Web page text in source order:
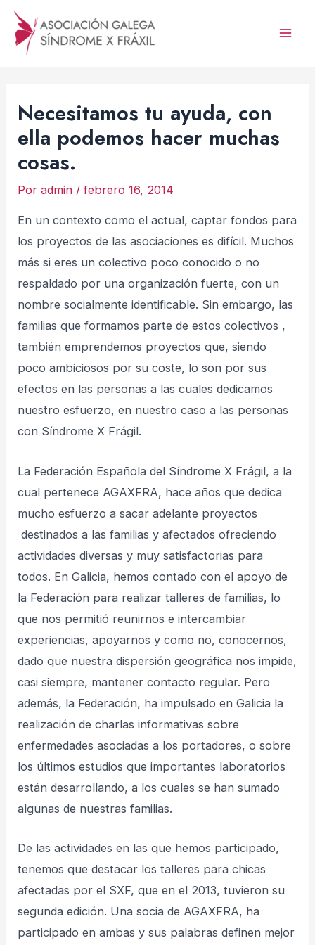
contenido
Necesitamos tu ayuda, con
ella podemos hacer muchas
cosas.
Poradmin /febrero 16, 2014
En un contexto como el actual, captar fondos para
los proyectos de las asociaciones es difícil. Muchos
más si eres un colectivo poco conocido o no
respaldado por una organización fuerte, con un
nombre socialmente identificable. Sin embargo, las
familias que formamos parte de estos colectivos ,
también emprendemos proyectos que, siendo
poco ambiciosos por su coste, lo son por sus
efectos en las personas a las cuales dedicamos
nuestro esfuerzo, en nuestro caso a las personas
con Síndrome X Frágil.
La Federación Española del Síndrome X Frágil, a la
cual pertenece AGAXFRA, hace años que dedica
mucho esfuerzo a sacar adelante proyectos
destinados a las familias y afectados ofreciendo
actividades diversas y muy satisfactorias para
todos. En Galicia, hemos contado con el apoyo de
la Federación para realizar talleres de familias, lo
que nos permitió reunirnos e intercambiar
experiencias, apoyarnos y como no, conocernos,
dado que nuestra dispersión geográfica nos impide,
casi siempre, mantener contacto regular. Pero
además, la Federación, ha impulsado en Galicia la
realización de charlas informativas sobre
enfermedades asociadas a los portadores, o sobre
los últimos estudios que importantes laboratorios
están desarrollando, a los cuales se han sumado
algunas de nuestras familias.
De las actividades en las que hemos participado,
tenemos que destacar los talleres para chicas
afectadas por el SXF, que en el 2013, tuvieron su
segunda edición. Una socia de AGAXFRA, ha
participado en ambas y sus palabras definen mejor